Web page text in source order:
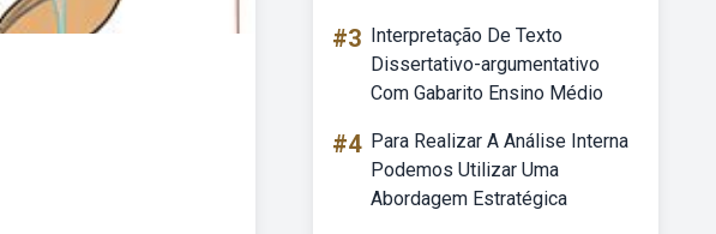
#3 Interpretação De Texto
Dissertativo-argumentativo
Com Gabarito Ensino Médio
#4 Para Realizar A Análise Interna
Podemos Utilizar Uma
Abordagem Estratégica